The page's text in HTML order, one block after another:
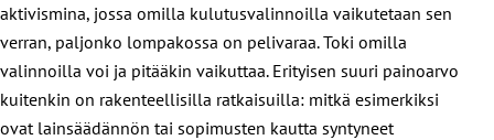
aktivismina, jossa omilla kulutusvalinnoilla vaikutetaan sen
verran, paljonko lompakossa on pelivaraa. Toki omilla
valinnoilla voi ja pitääkin vaikuttaa. Erityisen suuri painoarvo
kuitenkin on rakenteellisilla ratkaisuilla: mitkä esimerkiksi
ovat lainsäädännön tai sopimusten kautta syntyneet